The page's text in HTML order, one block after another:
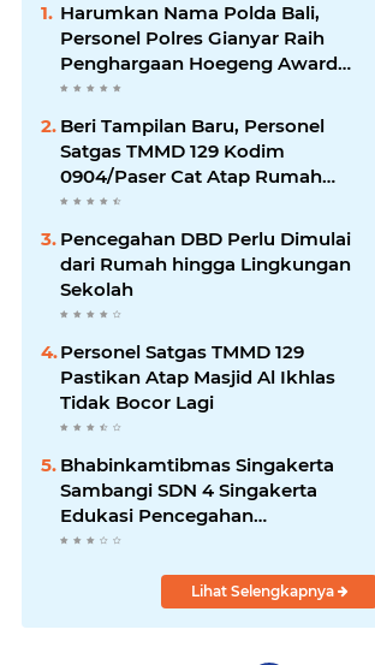
Harumkan Nama Polda Bali,
Personel Polres Gianyar Raih
Penghargaan Hoegeng Awards
2026
Beri Tampilan Baru, Personel
Satgas TMMD 129 Kodim
0904/Paser Cat Atap Rumah
Marbot
Pencegahan DBD Perlu Dimulai
dari Rumah hingga Lingkungan
Sekolah
Personel Satgas TMMD 129
Pastikan Atap Masjid Al Ikhlas
Tidak Bocor Lagi
Bhabinkamtibmas Singakerta
Sambangi SDN 4 Singakerta
Edukasi Pencegahan
Penculikan Anak
Lihat Selengkapnya